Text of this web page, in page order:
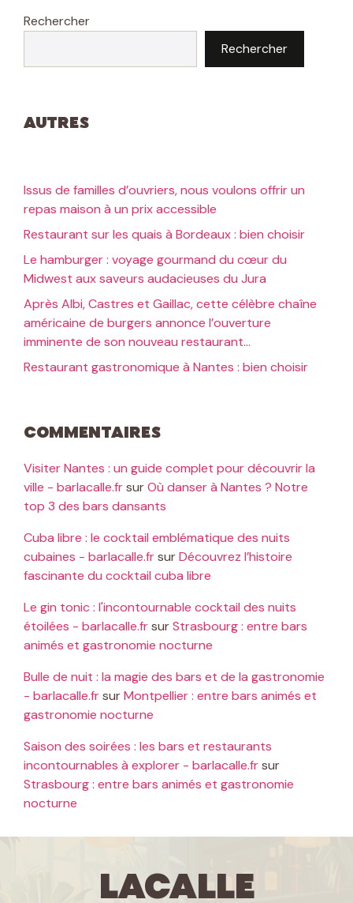
Rechercher
Rechercher
Autres
Issus de familles d’ouvriers, nous voulons offrir un
repas maison à un prix accessible
Restaurant sur les quais à Bordeaux : bien choisir
Le hamburger : voyage gourmand du cœur du
Midwest aux saveurs audacieuses du Jura
Après Albi, Castres et Gaillac, cette célèbre chaîne
américaine de burgers annonce l’ouverture
imminente de son nouveau restaurant…
Restaurant gastronomique à Nantes : bien choisir
Commentaires
Visiter Nantes : un guide complet pour découvrir la
ville - barlacalle.frsurOù danser à Nantes ? Notre
top 3 des bars dansants
Cuba libre : le cocktail emblématique des nuits
cubaines - barlacalle.frsurDécouvrez l’histoire
fascinante du cocktail cuba libre
Le gin tonic : l'incontournable cocktail des nuits
étoilées - barlacalle.frsurStrasbourg : entre bars
animés et gastronomie nocturne
Bulle de nuit : la magie des bars et de la gastronomie
- barlacalle.frsurMontpellier : entre bars animés et
gastronomie nocturne
Saison des soirées : les bars et restaurants
incontournables à explorer - barlacalle.frsur
Strasbourg : entre bars animés et gastronomie
nocturne
LaCalle